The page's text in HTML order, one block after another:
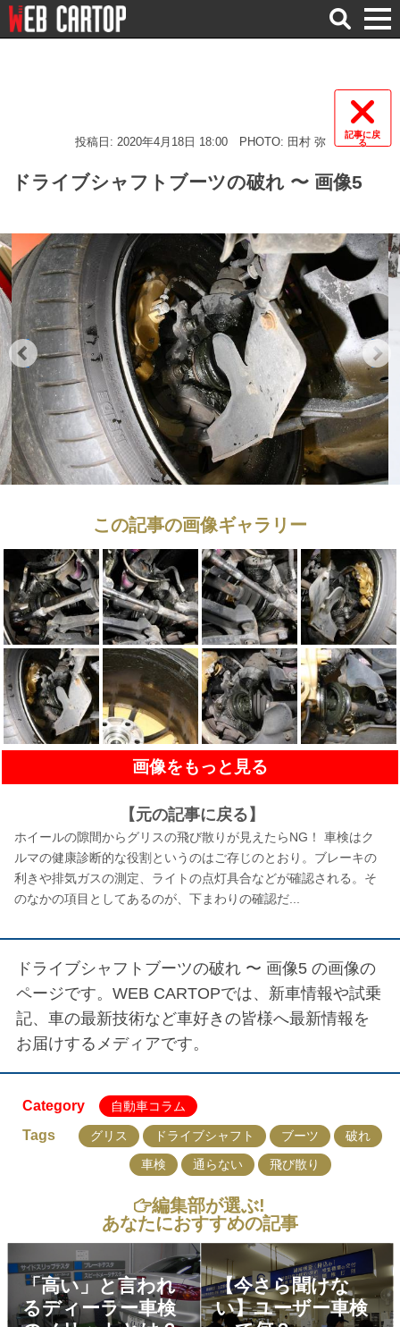
検
索
記事に戻
る
投稿日: 2020年4月18日 18:00 PHOTO: 田村 弥
ドライブシャフトブーツの破れ 〜 画像5
この記事の画像ギャラリー
画像をもっと見る
【元の記事に戻る】
ホイールの隙間からグリスの飛び散りが見えたらNG！ 車検はク
ルマの健康診断的な役割というのはご存じのとおり。ブレーキの
利きや排気ガスの測定、ライトの点灯具合などが確認される。そ
のなかの項目としてあるのが、下まわりの確認だ...
ドライブシャフトブーツの破れ 〜 画像5 の画像の
ページです。WEB CARTOPでは、新車情報や試乗
記、車の最新技術など車好きの皆様へ最新情報を
お届けするメディアです。
Category 自動車コラム
Tags グリス ドライブシャフト ブーツ
破れ
車検
通らない 飛び散り
編集部が選ぶ!
あなたにおすすめの記事
「高い」と言われ
るディーラー車検
【今さら聞けな
い】ユーザー車検